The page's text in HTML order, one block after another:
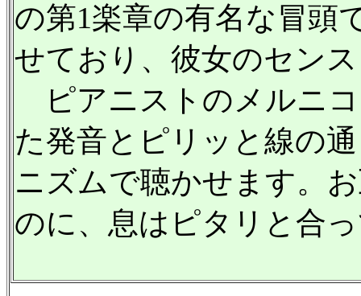
の第1楽章の有名な冒頭
せており、彼女のセン
ピアニストのメルニ
た発音とピリッと線の
ニズムで聴かせます。
のに、息はピタリと合